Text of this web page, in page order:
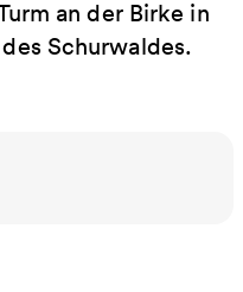
an der Birke in
Schurwaldes.